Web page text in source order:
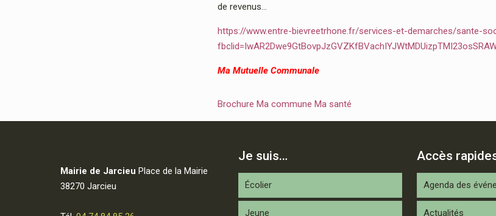
de revenus…
https://www.entre-bievreetrhone.fr/services-et-demarches/sante-
Ma Mutuelle Communale
Brochure Ma commune Ma santé
Mairie de Jarcieu Place de la Mairie
38270 Jarcieu
Je suis…
Écolier
Jeune
Accès
Agenda des
Actualités